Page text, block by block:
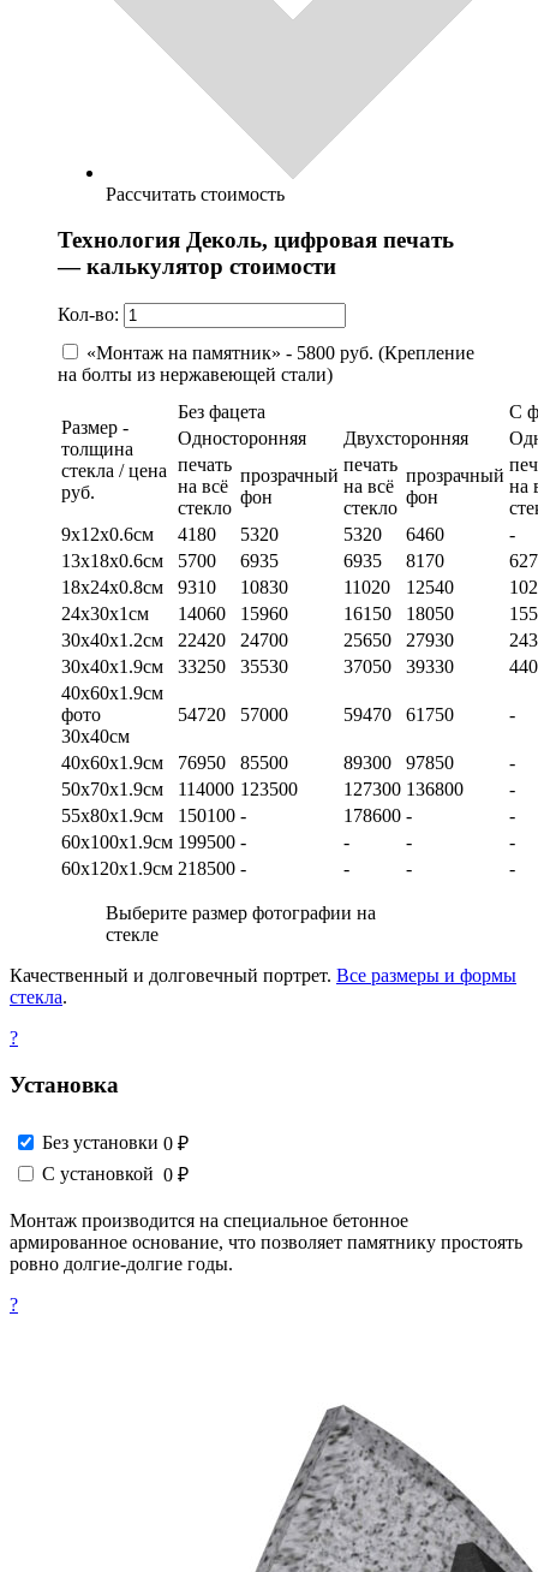
Рассчитать стоимость
Технология Деколь, цифровая печать
— калькулятор стоимости
Кол-во:
«Монтаж на памятник» - 5800 руб. (Крепление
на болты из нержавеющей стали)
Размер -
толщина
стекла / цена
руб.
Без фацета
С
Односторонняя
Двухсторонняя
печать
на всё
стекло
прозрачный
фон
печать
на всё
стекло
прозрачный
фон
на
9х12х0.6см
4180 5320 5320 6460
-
13х18х0.6см
5700 6935 6935 8170
18х24х0.8см
9310 10830 11020 12540
24х30х1см
14060 15960 16150 18050
30х40х1.2см
22420 24700 25650 27930
30х40х1.9см
33250 35530 37050 39330
40х60х1.9см
фото
30х40см
54720 57000 59470 61750 -
40х60х1.9см 76950 85500 89300 97850
-
50х70х1.9см
114000 123500 127300 136800
-
55х80х1.9см
150100 - 178600 -
-
60х100х1.9см 199500 - - -
-
60х120х1.9см 218500 - - - -
Выберите размер фотографии на
стекле
Качественный и долговечный портрет. Все размеры и формы
стекла.
?
Установка
Без установки 0 ₽
С установкой 0 ₽
Монтаж производится на специальное бетонное
армированное основание, что позволяет памятнику простоять
ровно долгие-долгие годы.
?